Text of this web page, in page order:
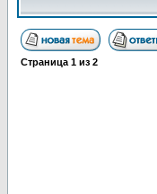
Страница 1 из 2